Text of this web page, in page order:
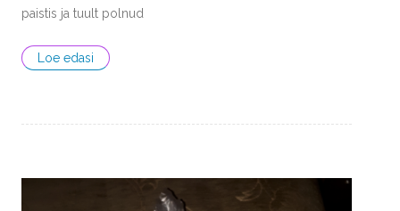
paistis ja tuult polnud
Loe edasi